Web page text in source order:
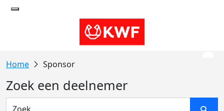
Sponsor
Zoek een deelnemer